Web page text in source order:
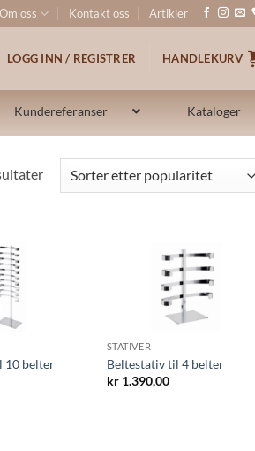
Om oss Kontakt oss Artikler
LOGG INN / REGISTRER HANDLEKURV
Kundereferanser Kataloger
Sortert
etter
10 belter
STATIVER
Beltestativ til 4 belter
kr1.390,00